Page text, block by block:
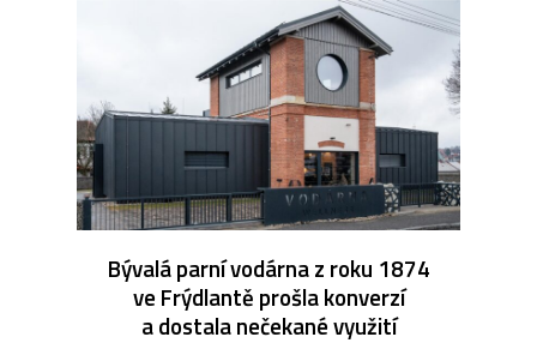
Bývalá parní vodárna z roku 1874
ve Frýdlantě prošla konverzí
a dostala nečekané využití